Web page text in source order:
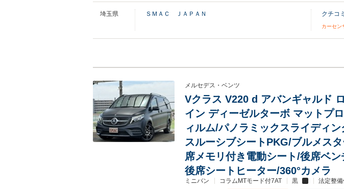
埼玉県 ＳＭＡＣ ＪＡＰＡＮ クチコ
カーセン
メルセデス・ベンツ
Vクラス V220 d アバンギャルド
イン ディーゼルターボ マットプ
ィルム/パノラミックスライディ
スルーシブシートPKG/ブルメス
席メモリ付き電動シート/後席ベ
後席シートヒーター/360°カメラ
ミニバン コラムMTモード付7AT 黒 法定整